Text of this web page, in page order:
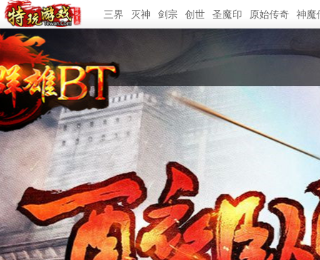
三界 灭神 剑宗 创世 圣魔印 原始传奇 神魔